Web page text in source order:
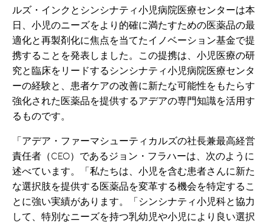
ルズ・インクとシンシナティ小児病院医療センターは本
日、小児のニーズをより的確に満たすための医薬品の最
適化と再製剤化に焦点を当てたイノベーション基金で提
携することを発表しました。この提携は、小児医療の研
究と臨床をリードするシンシナティ小児病院医療センタ
ーの経験と、患者ケアの改善に新たな可能性をもたらす
強化された医薬品を提供するアデアの専門知識を活用す
るものです。
「アデア・ファーマシューティカルズの社長兼最高経営
責任者（CEO）であるジョン・フラハーは、次のように
述べています。「私たちは、小児を含む患者さんに新た
な選択肢を提供する医薬品を変革する機会を特定するこ
とに強い実績があります。「シンシナティ小児科と協力
して、特別なニーズを持つ乳幼児や小児により良い選択